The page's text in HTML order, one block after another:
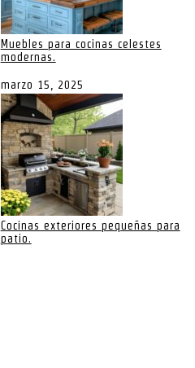
Muebles para cocinas celestes
modernas.
marzo 15, 2025
Cocinas exteriores pequeñas para
patio.